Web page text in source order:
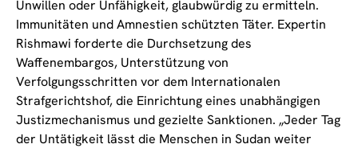
Unwillen oder Unfähigkeit, glaubwürdig zu ermitteln.
Immunitäten und Amnestien schützten Täter. Expertin
Rishmawi forderte die Durchsetzung des
Waffenembargos, Unterstützung von
Verfolgungsschritten vor dem Internationalen
Strafgerichtshof, die Einrichtung eines unabhängigen
Justizmechanismus und gezielte Sanktionen. „Jeder Tag
der Untätigkeit lässt die Menschen in Sudan weiter